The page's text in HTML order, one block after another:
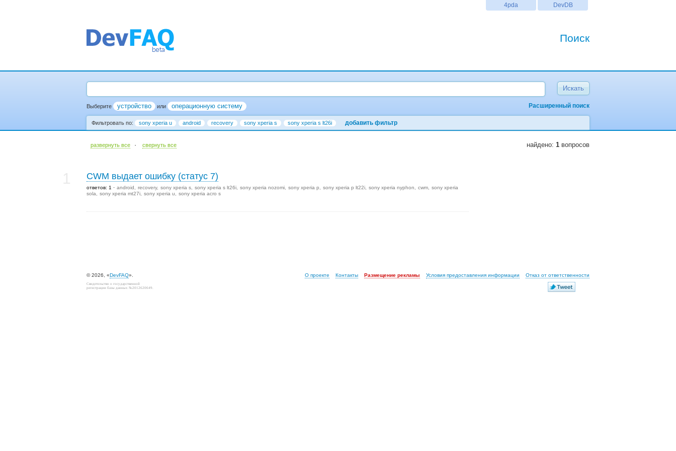
DevDB
4pda
Поиск
Выберите устройство Расширенный поиск
или операционную систему
Фильтровать по: sony xperia u android recovery sony xperia s sony xperia s lt26i добавить фильтр
развернуть все · cвернуть все найдено: 1 вопросов
CWM выдает ошибку (статус 7)
ответов: 1 android recovery sony xperia s sony xperia s lt26i sony xperia nozomi sony xperia p sony xperia p lt22i sony xperia nyphon cwm
sony xperia
sola
sony xperia mt27i sony xperia u sony xperia acro s
© 2026, «DevFAQ». О проекте Контакты Размещение рекламы Условия предоставления информации Отказ от ответственности
Свидетельство о государственной
регистрации базы данных №2012620649.